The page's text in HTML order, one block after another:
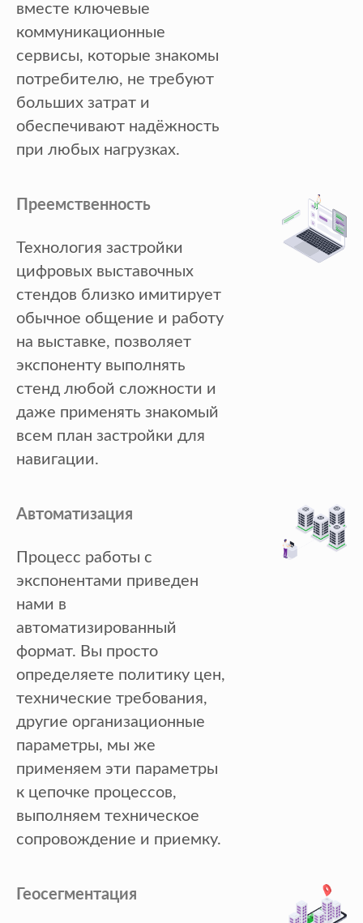
вместе ключевые
коммуникационные
сервисы, которые знакомы
потребителю, не требуют
больших затрат и
обеспечивают надёжность
при любых нагрузках.
Преемственность
Технология застройки
цифровых выставочных
стендов близко имитирует
обычное общение и работу
на выставке, позволяет
экспоненту выполнять
стенд любой сложности и
даже применять знакомый
всем план застройки для
навигации.
Автоматизация
Процесс работы с
экспонентами приведен
нами в
автоматизированный
формат. Вы просто
определяете политику цен,
технические требования,
другие организационные
параметры, мы же
применяем эти параметры
к цепочке процессов,
выполняем техническое
сопровождение и приемку.
Геосегментация